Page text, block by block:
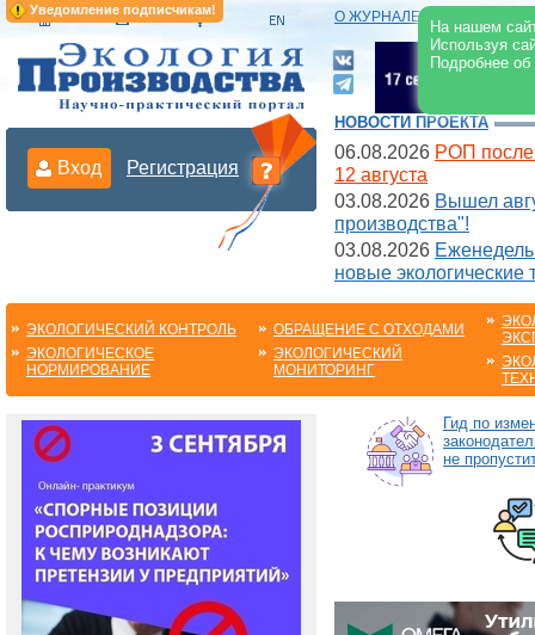
Уведомление подписчикам!
На нашем
Используя
Подробнее
О ЖУРНАЛЕ |
Вход Регистрация
НОВОСТИ ПРОЕКТА
06.08.2026 РОП после
12 августа
03.08.2026 Вышел
производства"!
03.08.2026
новые экологические
ЭКОЛОГИЧЕСКИЙ КОНТРОЛЬ
ЭКОЛОГИЧЕСКОЕ
НОРМИРОВАНИЕ
ОБРАЩЕНИЕ С ОТХОДАМИ
ЭКОЛОГИЧЕСКИЙ
МОНИТОРИНГ
Гид по
не